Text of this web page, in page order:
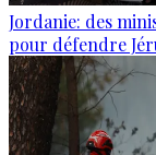
Jordanie: des
pour défendre